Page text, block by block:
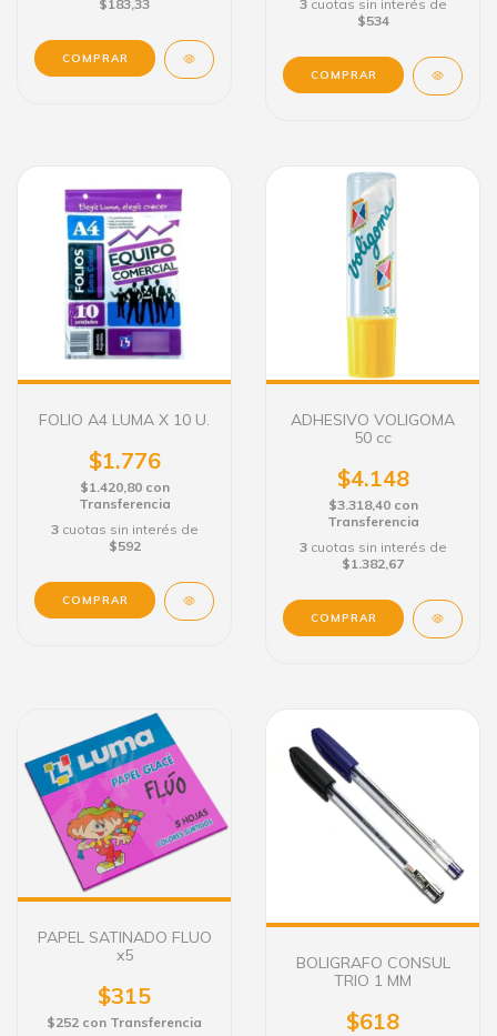
$183,33 3 cuotas sin interés de
$534
COMPRAR
FOLIO A4 LUMA X 10 U.
$1.776
$1.420,80 con
Transferencia
3 cuotas sin interés de
$592
ADHESIVO VOLIGOMA
50 cc
$4.148
$3.318,40 con
Transferencia
3 cuotas sin interés de
$1.382,67
PAPEL SATINADO FLUO
x5
$315
$252 con Transferencia
BOLIGRAFO CONSUL
TRIO 1 MM
$618